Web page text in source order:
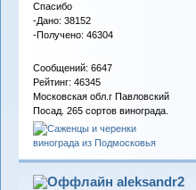
Спасибо
-Дано: 38152
-Получено: 46304
Сообщений: 6647
Рейтинг: 46345
Московская обл.г Павловский
Посад. 265 сортов винограда.
aleksandr2